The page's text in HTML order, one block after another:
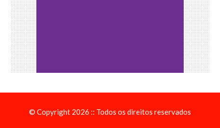
© Copyright 2026 :: Todos os direitos reservados